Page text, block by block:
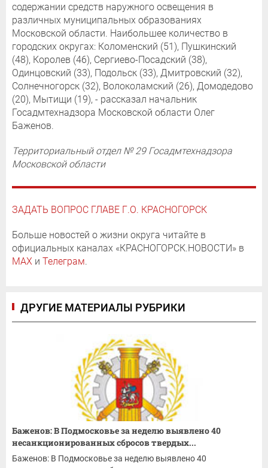
содержании средств наружного освещения в
различных муниципальных образованиях
Московской области. Наибольшее количество в
городских округах: Коломенский (51), Пушкинский
(48), Королев (46), Сергиево-Посадский (38),
Одинцовский (33), Подольск (33), Дмитровский (32),
Солнечногорск (32), Волоколамский (26), Домодедово
(20), Мытищи (19), - рассказал начальник
Госадмтехнадзора Московской области Олег
Баженов.
Территориальный отдел № 29 Госадмтехнадзора
Московской области
ЗАДАТЬ ВОПРОС ГЛАВЕ Г.О. КРАСНОГОРСК
Больше новостей о жизни округа читайте в
официальных каналах «КРАСНОГОРСК.НОВОСТИ» в
MAX и Телеграм.
ДРУГИЕ МАТЕРИАЛЫ РУБРИКИ
Баженов: В Подмосковье за неделю выявлено 40
несанкционированных сбросов твердых...
Баженов: В Подмосковье за неделю выявлено 40